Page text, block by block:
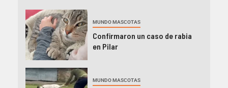
MUNDO MASCOTAS
Confirmaron un caso de rabia
en Pilar
MUNDO MASCOTAS